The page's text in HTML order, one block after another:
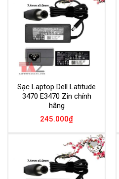
Add to
Wishlist
Sạc Laptop Dell Latitude
3470 E3470 Zin chính
hãng
245.000₫
Add to
Wishlist